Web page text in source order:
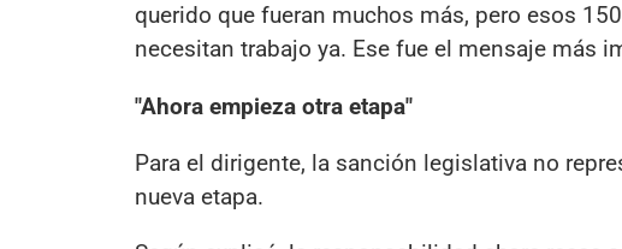
querido que fueran muchos más, pero esos
necesitan trabajo ya. Ese fue el mensaje más
"Ahora empieza otra etapa"
Para el dirigente, la sanción legislativa no
nueva etapa.